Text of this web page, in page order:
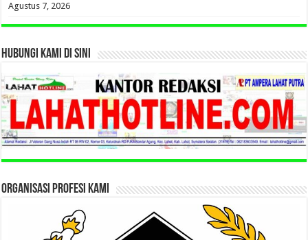
Agustus 7, 2026
HUBUNGI KAMI DI SINI
ORGANISASI PROFESI KAMI